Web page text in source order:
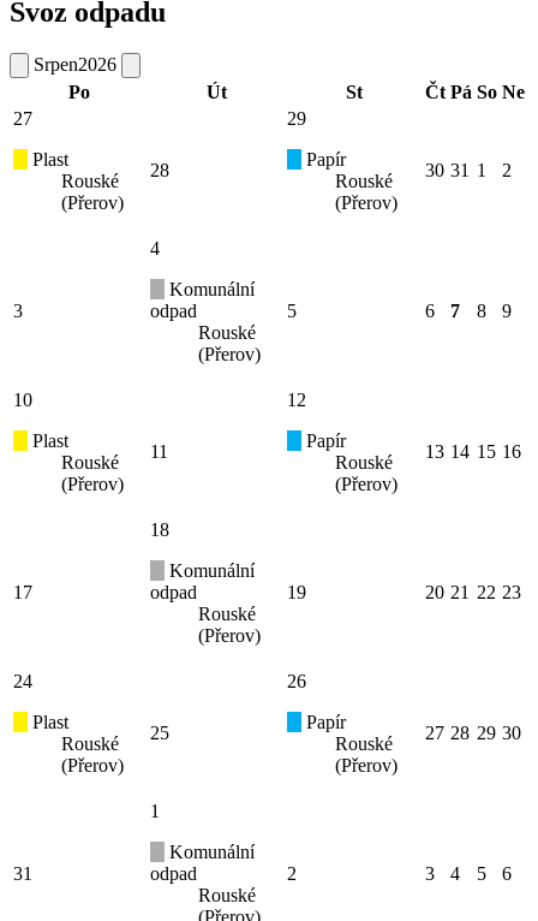
Svoz odpadu
Srpen2026
Po
Út St Čt Pá So Ne
27
Plast
Rouské
(Přerov)
28
29
Papír
Rouské
(Přerov)
30 31 1 2
3
4
Komunální
odpad
Rouské
(Přerov)
5 6 7 8 9
10
Plast
Rouské
(Přerov)
11
12
Papír
Rouské
(Přerov)
13 14 15 16
17
18
Komunální
odpad
Rouské
(Přerov)
19 20 21 22 23
24
Plast
Rouské
(Přerov)
25
26
Papír
Rouské
(Přerov)
27 28 29 30
31
1
Komunální
odpad
Rouské
2 3 4 5 6